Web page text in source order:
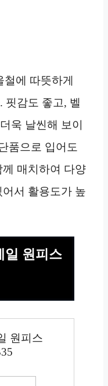
에 따뜻하게
핏감도 좋고, 벨
욱 날씬해 보이
품으로 입어도
매치하여 다양
서 활용도가 높
일 원피스
원피스